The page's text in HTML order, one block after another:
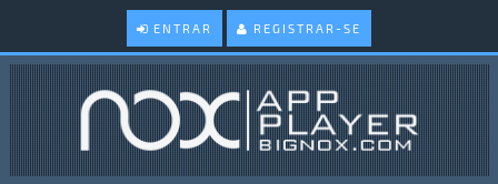
ENTRAR REGISTRAR-SE